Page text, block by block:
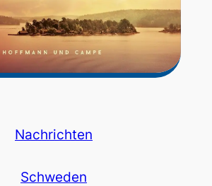
Nachrichten
Schweden